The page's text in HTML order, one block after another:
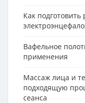
Как подготовить
Вафельное
применения
Массаж лица и
подходящую
сеанса